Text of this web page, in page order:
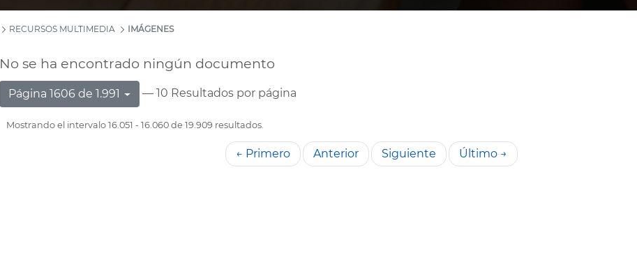
RECURSOS MULTIMEDIA IMÁGENES
No se ha encontrado ningún documento
Página 1606 de 1.991 — 10 Resultados por página
Mostrando el intervalo 16.051 - 16.060 de 19.909 resultados.
← Primero Anterior Siguiente Último →